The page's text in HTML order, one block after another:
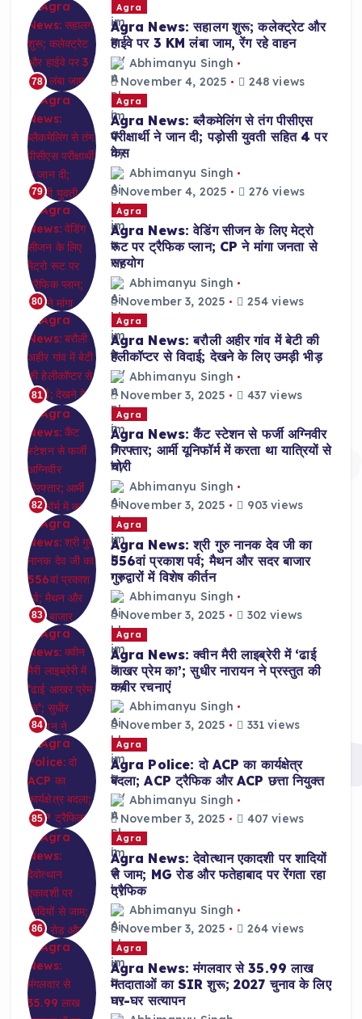
78
Agra
Agra News: सहालग शुरू; कलेक्ट्रेट और
हाईवे पर 3 KM लंबा जाम, रेंग रहे वाहन
Abhimanyu Singh
November 4, 2025
248 views
79
Agra
Agra News: ब्लैकमेलिंग से तंग पीसीएस
परीक्षार्थी ने जान दी; पड़ोसी युवती सहित 4 पर
केस
Abhimanyu Singh
November 4, 2025
276 views
80
Agra
Agra News: वेडिंग सीजन के लिए मेट्रो
रूट पर ट्रैफिक प्लान; CP ने मांगा जनता से
सहयोग
Abhimanyu Singh
November 3, 2025
254 views
81
Agra
Agra News: बरौली अहीर गांव में बेटी की
हेलीकॉप्टर से विदाई; देखने के लिए उमड़ी भीड़
Abhimanyu Singh
November 3, 2025
437 views
82
Agra
Agra News: कैंट स्टेशन से फर्जी अग्निवीर
गिरफ्तार; आर्मी यूनिफॉर्म में करता था यात्रियों से
चोरी
Abhimanyu Singh
November 3, 2025
903 views
83
Agra
Agra News: श्री गुरु नानक देव जी का
556वां प्रकाश पर्व; मैथन और सदर बाजार
गुरुद्वारों में विशेष कीर्तन
Abhimanyu Singh
November 3, 2025
302 views
84
Agra
Agra News: क्वीन मैरी लाइब्रेरी में ‘ढाई
आखर प्रेम का’; सुधीर नारायन ने प्रस्तुत की
कबीर रचनाएं
Abhimanyu Singh
November 3, 2025
331 views
85
Agra
Agra Police: दो ACP का कार्यक्षेत्र
बदला; ACP ट्रैफिक और ACP छत्ता नियुक्त
Abhimanyu Singh
November 3, 2025
407 views
86
Agra
Agra News: देवोत्थान एकादशी पर शादियों
से जाम; MG रोड और फतेहाबाद पर रेंगता रहा
ट्रैफिक
Abhimanyu Singh
November 3, 2025
264 views
Agra
Agra News: मंगलवार से 35.99 लाख
मतदाताओं का SIR शुरू; 2027 चुनाव के लिए
घर-घर सत्यापन